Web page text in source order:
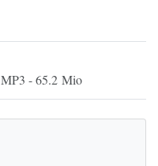
MP3 -65.2 Mio